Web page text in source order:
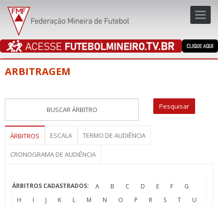
ARBITRAGEM
ÁRBITROS ESCALA TERMO DE AUDIÊNCIA
CRONOGRAMA DE AUDIÊNCIA
ÁRBITROS CADASTRADOS: A B C D E F
G
H
I J K L M N O P R S T
U